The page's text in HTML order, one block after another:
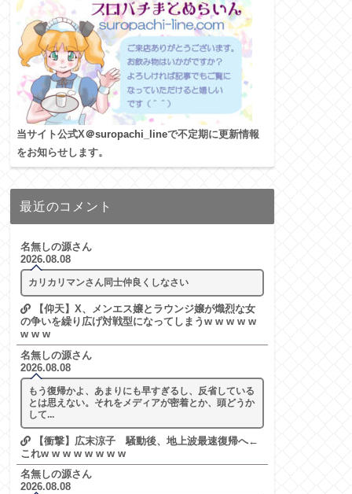
当サイト公式X＠suropachi_lineで不定期に更新情報
をお知らせします。
最近のコメント
名無しの源さん
2026.08.08
カリカリマンさん同士仲良くしなさい
【仰天】X、メンエス嬢とラウンジ嬢が熾烈な女
の争いを繰り広げ対戦型になってしまうw w w w w
w w w
名無しの源さん
2026.08.08
もう復帰かよ、あまりにも早すぎるし、反省している
とは思えない。それをメディアが密着とか、頭どうか
して...
【衝撃】広末涼子 騒動後、地上波最速復帰へ←
これw w w w w w w w
名無しの源さん
2026.08.08